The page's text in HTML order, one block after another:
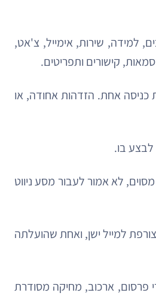
למידה, שירות, אימייל, צ'אט,
כניסה אחת. הזדהות אחודה, או
לבצע בו.
לא אמור לעבור מסע ניווט
למייל ישן, ואחת שהועלתה
פרסום, ארכוב, מחיקה מסודרת